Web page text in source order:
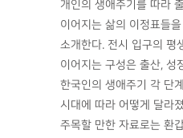
개인의 생애주기를 따라
이어지는 삶의 이정표들
소개한다. 전시 입구의 평
이어지는 구성은 출산, 성
한국인의 생애주기 각 단
시대에 따라 어떻게 달라
주목할 만한 자료로는 환